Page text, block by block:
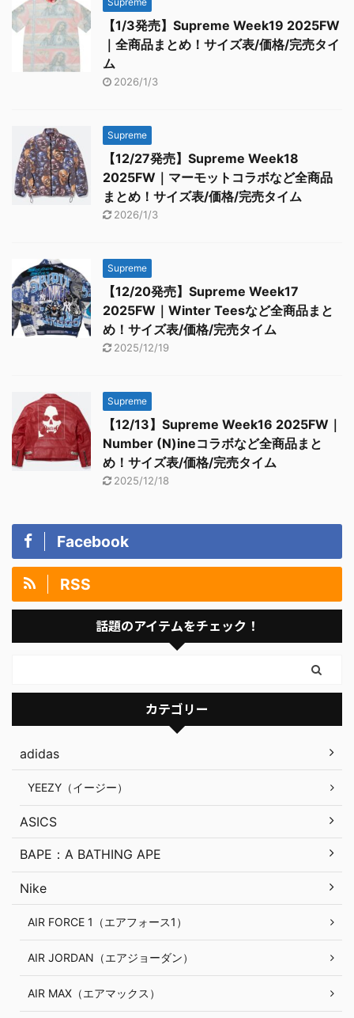
【1/3発売】Supreme Week19 2025FW
｜全商品まとめ！サイズ表/価格/完売タイ
ム
2026/1/3
Supreme
【12/27発売】Supreme Week18
2025FW｜マーモットコラボなど全商品
まとめ！サイズ表/価格/完売タイム
2026/1/3
Supreme
【12/20発売】Supreme Week17
2025FW｜Winter Teesなど全商品まと
め！サイズ表/価格/完売タイム
2025/12/19
Supreme
【12/13】Supreme Week16 2025FW｜
Number (N)ineコラボなど全商品まと
め！サイズ表/価格/完売タイム
2025/12/18
Facebook
RSS
話題のアイテムをチェック！
カテゴリー
adidas
YEEZY（イージー）
ASICS
BAPE：A BATHING APE
Nike
AIR FORCE 1（エアフォース1）
AIR JORDAN（エアジョーダン）
AIR MAX（エアマックス）